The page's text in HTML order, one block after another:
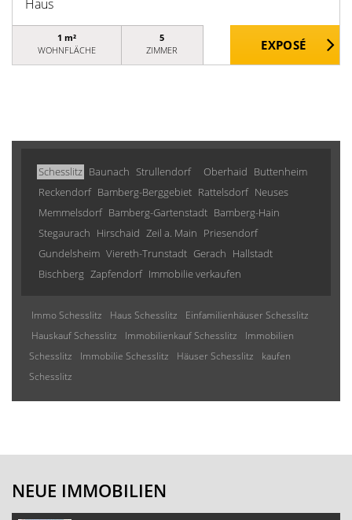
Haus
1 m²
WOHNFLÄCHE
5
ZIMMER
Schesslitz Baunach Strullendorf Oberhaid Buttenheim
Reckendorf Bamberg-Berggebiet Rattelsdorf Neuses
Memmelsdorf Bamberg-Gartenstadt Bamberg-Hain
Stegaurach Hirschaid Zeil a. Main Priesendorf
Gundelsheim Viereth-Trunstadt Gerach Hallstadt
Bischberg Zapfendorf Immobilie verkaufen
Immo Schesslitz Haus Schesslitz
Einfamilienhäuser Schesslitz
Hauskauf Schesslitz
Immobilienkauf Schesslitz
Immobilien
Schesslitz
Immobilie Schesslitz Häuser Schesslitz
kaufen
Schesslitz
NEUE IMMOBILIEN